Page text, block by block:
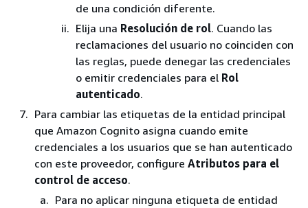
de una condición diferente.
Elija una Resolución de rol. Cuando las
reclamaciones del usuario no coinciden con
las reglas, puede denegar las credenciales
o emitir credenciales para el Rol
autenticado.
Para cambiar las etiquetas de la entidad principal
que Amazon Cognito asigna cuando emite
credenciales a los usuarios que se han autenticado
con este proveedor, configure Atributos para el
control de acceso.
Para no aplicar ninguna etiqueta de entidad